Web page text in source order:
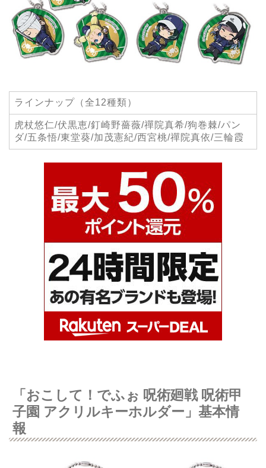
ラインナップ（全12種類）
虎杖悠仁/伏黒恵/釘崎野薔薇/禪院真希/狗巻棘/パン
ダ/五条悟/東堂葵/加茂憲紀/西宮桃/禪院真依/三輪霞
「おこして！でふぉ 呪術廻戦 呪術甲
子園 アクリルキーホルダー」基本情
報